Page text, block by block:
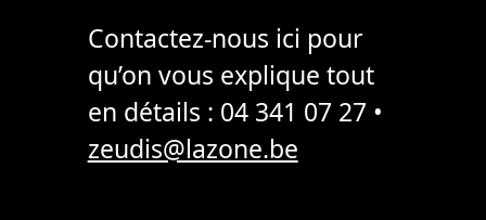
Contactez-nous ici pour
qu’on vous explique tout
en détails : 04 341 07 27 •
zeudis@lazone.be